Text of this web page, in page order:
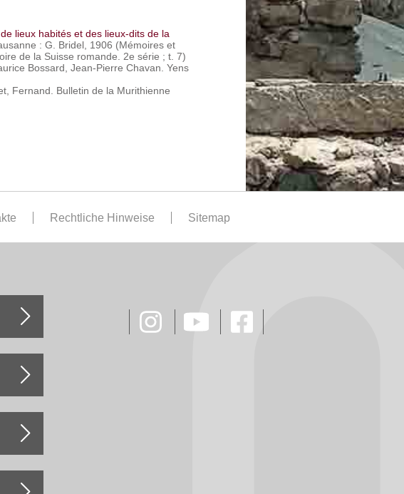
lieux habités et des lieux-dits de la
: G. Bridel, 1906 (Mémoires et
de la Suisse romande. 2e série ; t. 7)
Bossard, Jean-Pierre Chavan. Yens
Fernand. Bulletin de la Murithienne
Rechtliche Hinweise Sitemap